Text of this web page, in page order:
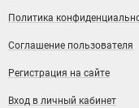
Политика
Соглашение пользователя
Регистрация на сайте
Вход в личный кабинет